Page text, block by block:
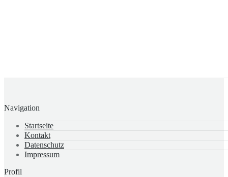
Navigation
Startseite
Kontakt
Datenschutz
Impressum
Profil